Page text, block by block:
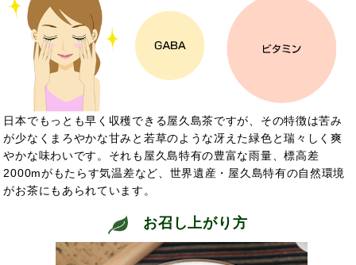
日本でもっとも早く収穫できる屋久島茶ですが、その特徴は苦み
が少なくまろやかな甘みと若草のような冴えた緑色と瑞々しく爽
やかな味わいです。それも屋久島特有の豊富な雨量、標高差
2000mがもたらす気温差など、世界遺産・屋久島特有の自然環境
がお茶にもあられています。
お召し上がり方